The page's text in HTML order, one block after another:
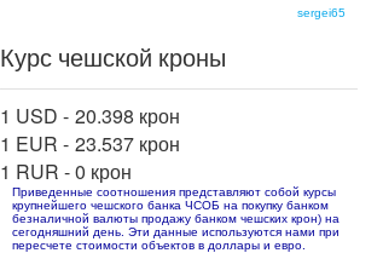
sergei65
Курс чешской кроны
1 USD - 20.398 крон
1 EUR - 23.537 крон
1 RUR -0 крон
Приведенные соотношения представляют собой курсы
крупнейшего чешского банка ЧСОБ на покупку банком
безналичной валюты продажу банком чешских крон) на
сегодняшний день. Эти данные используются нами при
пересчете стоимости объектов в доллары и евро.